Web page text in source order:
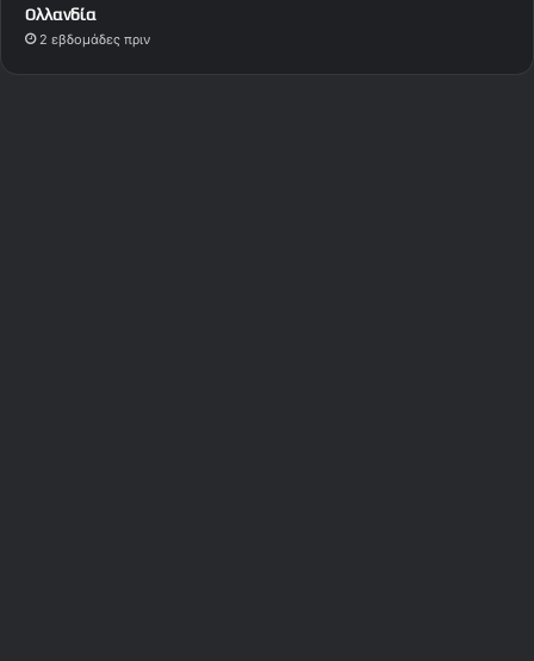
Ολλανδία
2 εβδομάδες πριν